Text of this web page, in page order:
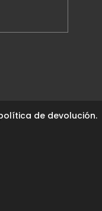
de devolución.